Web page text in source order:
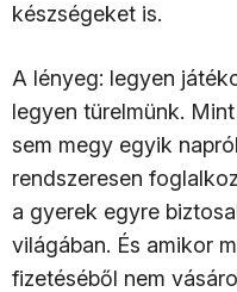
készségeket is.
A lényeg: legyen
legyen türelmünk.
sem megy egyik
rendszeresen
a gyerek egyre
világában. És amikor
fizetéséből nem